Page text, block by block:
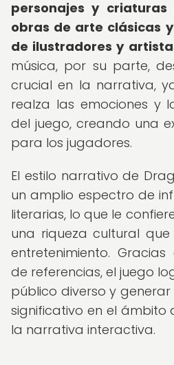
personajes y
obras de arte clásicas
de ilustradores y
música, por su parte,
crucial en la narrativa,
realza las emociones y
del juego, creando una
para los jugadores.
El estilo narrativo de
un amplio espectro de
literarias, lo que le
una riqueza cultural
entretenimiento.
de referencias, el juego
público diverso y
significativo en el ámbito
la narrativa interactiva.